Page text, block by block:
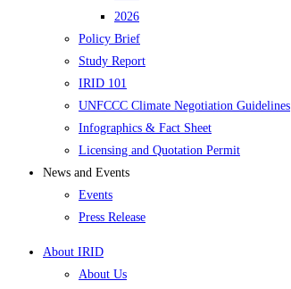
2026
Policy Brief
Study Report
IRID 101
UNFCCC Climate Negotiation Guidelines
Infographics & Fact Sheet
Licensing and Quotation Permit
News and Events
Events
Press Release
About IRID
About Us